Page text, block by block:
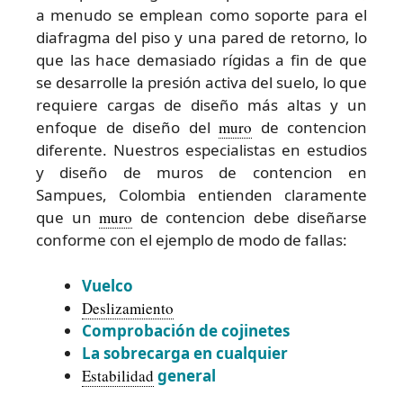
a menudo se emplean como soporte para el
diafragma del piso y una pared de retorno, lo
que las hace demasiado rígidas a fin de que
se desarrolle la presión activa del suelo, lo que
requiere cargas de diseño más altas y un
enfoque de diseño del muro de contencion
diferente. Nuestros especialistas en estudios
y diseño de muros de contencion en
Sampues, Colombia entienden claramente
que un muro de contencion debe diseñarse
conforme con el ejemplo de modo de fallas:
Vuelco
Deslizamiento
Comprobación de cojinetes
La sobrecarga en cualquier
Estabilidad general